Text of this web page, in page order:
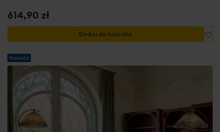
614,90 zł
Dodaj do koszyka
Nowość